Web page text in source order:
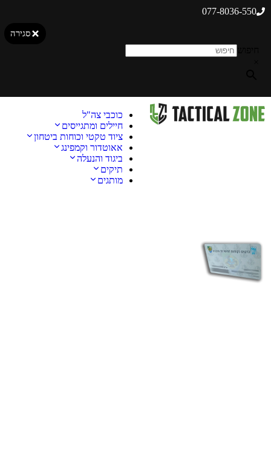
077-8036-550
סגירה
כוכבי צה"ל
חיילים ומתגייסים
ציוד טקטי וכוחות ביטחון
אאוטדור וקמפינג
ביגוד והנעלה
תיקים
מותגים